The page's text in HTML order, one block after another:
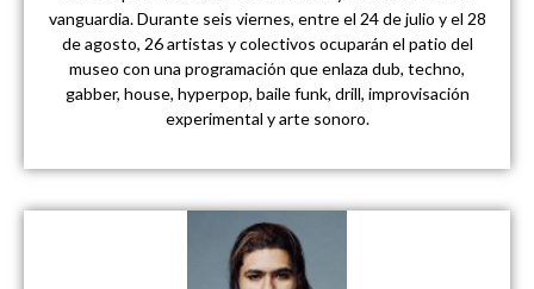
vanguardia. Durante seis viernes, entre el 24 de julio y el 28
de agosto, 26 artistas y colectivos ocuparán el patio del
museo con una programación que enlaza dub, techno,
gabber, house, hyperpop, baile funk, drill, improvisación
experimental y arte sonoro.